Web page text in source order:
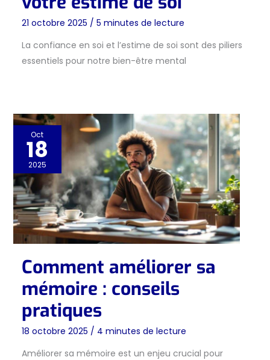
21 octobre 2025 / 5 minutes de lecture
La confiance en soi et l’estime de soi sont des piliers
essentiels pour notre bien-être mental
Oct
18
2025
Comment améliorer sa
mémoire : conseils
pratiques
18 octobre 2025 / 4 minutes de lecture
Améliorer sa mémoire est un enjeu crucial pour